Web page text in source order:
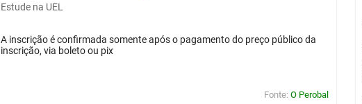
Estude na UEL
A inscrição é confirmada somente após o pagamento do preço público da
inscrição, via boleto ou pix
Fonte: O Perobal